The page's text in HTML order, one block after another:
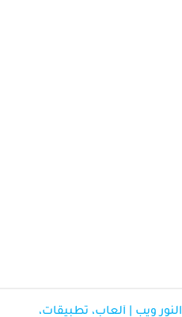
النور ويب | ألعاب، تطبيقات،